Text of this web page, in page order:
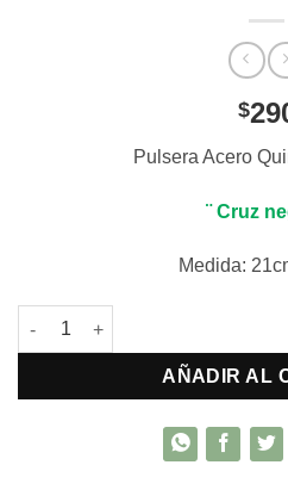
$
Pulsera Acero
¨ Cruz
Medida:
Pulsera Acero Quirúrgico cantidad
AÑADIR AL